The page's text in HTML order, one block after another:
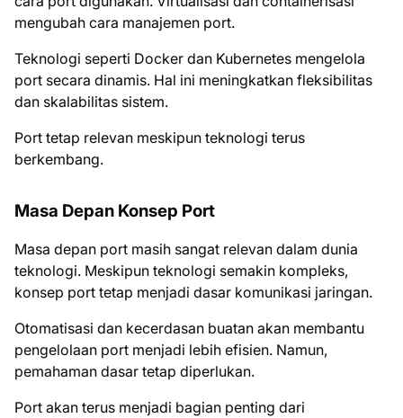
mengubah cara manajemen port.
Teknologi seperti Docker dan Kubernetes mengelola
port secara dinamis. Hal ini meningkatkan fleksibilitas
dan skalabilitas sistem.
Port tetap relevan meskipun teknologi terus
berkembang.
Masa Depan Konsep Port
Masa depan port masih sangat relevan dalam dunia
teknologi. Meskipun teknologi semakin kompleks,
konsep port tetap menjadi dasar komunikasi jaringan.
Otomatisasi dan kecerdasan buatan akan membantu
pengelolaan port menjadi lebih efisien. Namun,
pemahaman dasar tetap diperlukan.
Port akan terus menjadi bagian penting dari